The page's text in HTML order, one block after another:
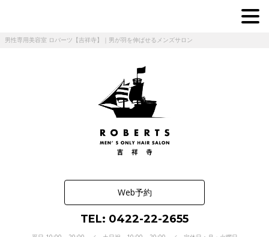
男性専用美容室 ロバーツ【吉祥寺】｜男が羽を伸ばせるメンズサロン
Web予約
TEL: 0422-22-2655